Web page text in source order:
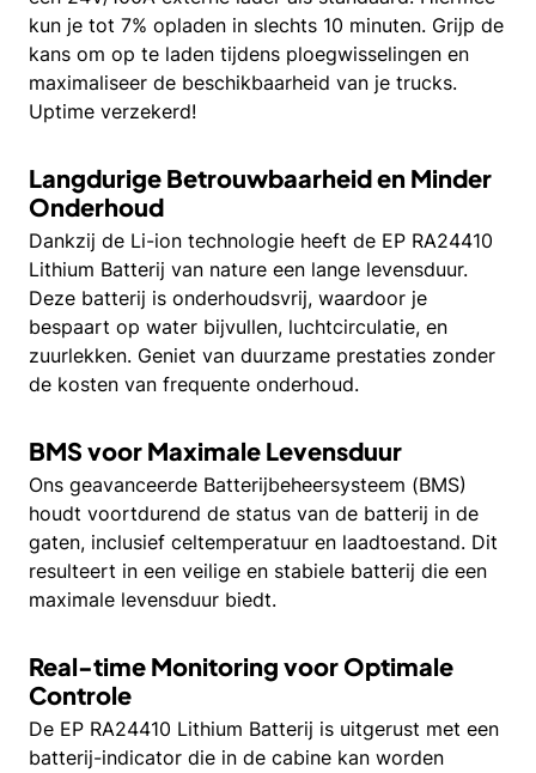
kun je tot 7% opladen in slechts 10 minuten. Grijp de
kans om op te laden tijdens ploegwisselingen en
maximaliseer de beschikbaarheid van je trucks.
Uptime verzekerd!
Langdurige Betrouwbaarheid en Minder
Onderhoud
Dankzij de Li-ion technologie heeft de EP RA24410
Lithium Batterij van nature een lange levensduur.
Deze batterij is onderhoudsvrij, waardoor je
bespaart op water bijvullen, luchtcirculatie, en
zuurlekken. Geniet van duurzame prestaties zonder
de kosten van frequente onderhoud.
BMS voor Maximale Levensduur
Ons geavanceerde Batterijbeheersysteem (BMS)
houdt voortdurend de status van de batterij in de
gaten, inclusief celtemperatuur en laadtoestand. Dit
resulteert in een veilige en stabiele batterij die een
maximale levensduur biedt.
Real-time Monitoring voor Optimale
Controle
De EP RA24410 Lithium Batterij is uitgerust met een
batterij-indicator die in de cabine kan worden